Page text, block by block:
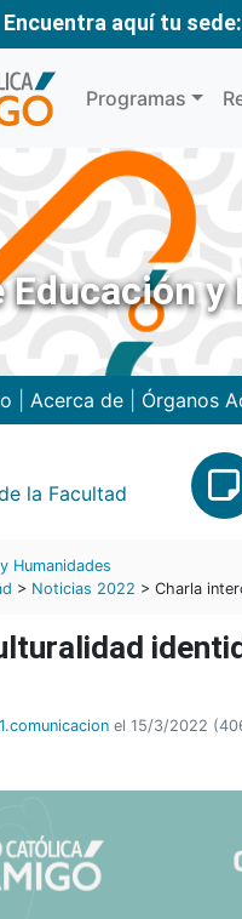
Encuentra aquí tu sede:
Programas
Educación y
Acerca de| Órganos
la Facultad
Humanidades
> Noticias 2022 > Charla
el 15/3/2022